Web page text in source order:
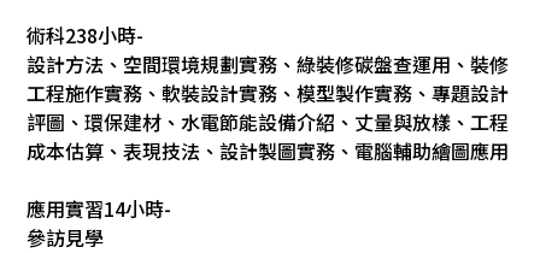
術科238小時-
設計方法、空間環境規劃實務、綠裝修碳盤查運用、裝修
工程施作實務、軟裝設計實務、模型製作實務、專題設計
評圖、環保建材、水電節能設備介紹、丈量與放樣、工程
成本估算、表現技法、設計製圖實務、電腦輔助繪圖應用
應用實習14小時-
參訪見學